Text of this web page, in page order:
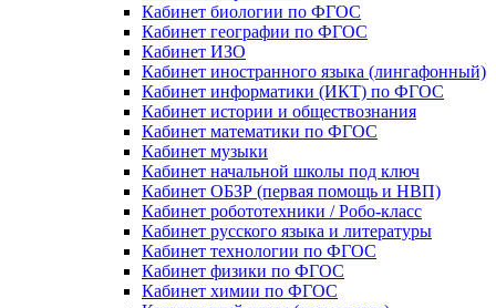
Кабинет биологии по ФГОС
Кабинет географии по ФГОС
Кабинет ИЗО
Кабинет иностранного языка (лингафонный)
Кабинет информатики (ИКТ) по ФГОС
Кабинет истории и обществознания
Кабинет математики по ФГОС
Кабинет музыки
Кабинет начальной школы под ключ
Кабинет ОБЗР (первая помощь и НВП)
Кабинет робототехники / Робо-класс
Кабинет русского языка и литературы
Кабинет технологии по ФГОС
Кабинет физики по ФГОС
Кабинет химии по ФГОС